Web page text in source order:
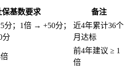
保基数要求 备注
分；1倍 → +50分；
分
近4年累计36个
月达标
前4年建议 ≥ 1
倍